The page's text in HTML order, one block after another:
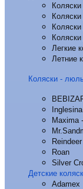
Легкие
Летние
Коляски -
Inglesina
Maxima
Reindeer
Roan
Silver
Детские
Adamex